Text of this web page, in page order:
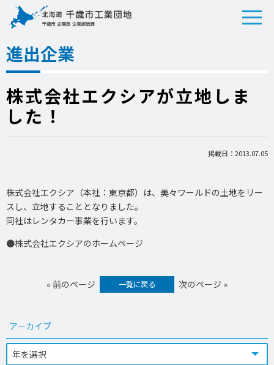
進出企業
株式会社エクシアが立地しま
した！
掲載日：2013.07.05
株式会社エクシア（本社：東京都）は、美々ワールドの土地をリー
スし、立地することとなりました。
同社はレンタカー事業を行います。
●株式会社エクシアのホームページ
« 前のページ 一覧に戻る 次のページ »
アーカイブ